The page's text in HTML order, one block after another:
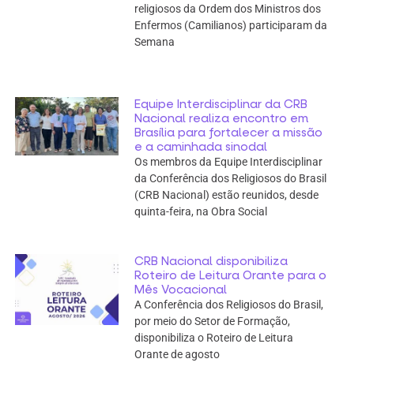
religiosos da Ordem dos Ministros dos
Enfermos (Camilianos) participaram da
Semana
Equipe Interdisciplinar da CRB
Nacional realiza encontro em
Brasília para fortalecer a missão
e a caminhada sinodal
Os membros da Equipe Interdisciplinar
da Conferência dos Religiosos do Brasil
(CRB Nacional) estão reunidos, desde
quinta-feira, na Obra Social
CRB Nacional disponibiliza
Roteiro de Leitura Orante para o
Mês Vocacional
A Conferência dos Religiosos do Brasil,
por meio do Setor de Formação,
disponibiliza o Roteiro de Leitura
Orante de agosto